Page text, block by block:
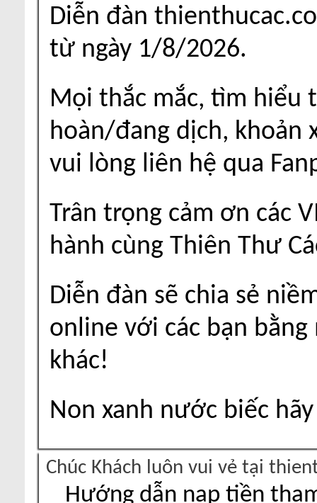
Diễn đàn
từ ngày 1/8/2026.
Mọi thắc mắc, tìm hiểu
hoàn/đang dịch, khoản
vui lòng liên hệ qua
Trân trọng cảm ơn các
hành cùng Thiên Thư
Diễn đàn sẽ chia sẻ
online với các bạn
khác!
Non xanh nước biếc
Chúc Khách luôn vui vẻ tại
Hướng dẫn nạp tiền